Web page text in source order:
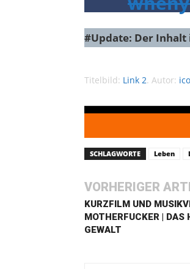
#Update: Der
Titelbild: Link 2. Autor:
SCHLAGWORTE Leben
VORHERIGER
KURZFILM UND
MOTHERFUCKER | DAS
GEWALT